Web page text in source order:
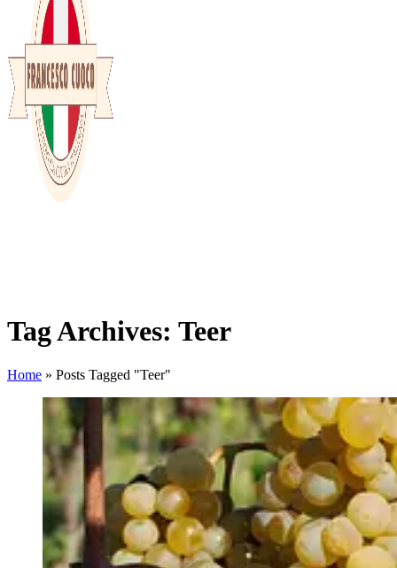
Tag Archives: Teer
Home » Posts Tagged "Teer"